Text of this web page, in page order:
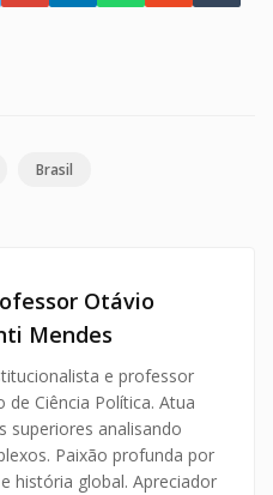
Brasil
Otávio
Mendes
e professor
de Ciência Política. Atua
superiores analisando
Paixão profunda por
história global. Apreciador